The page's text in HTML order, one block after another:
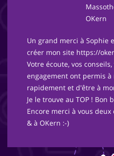
OKern
Un grand merci à Sophie
créer mon site https://
Votre écoute, vos
engagement ont permis
rapidement et d'être à
Je le trouve au TOP ! Bon
Encore merci à vous
& à OKern :-)